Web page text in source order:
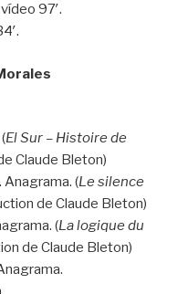
97′.
El Sur – Histoire de
Claude Bleton)
. Anagrama. (Le silence
de Claude Bleton)
(La logique du
de Claude Bleton)